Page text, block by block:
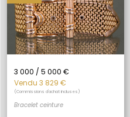
3 000 / 5 000 €
Vendu 3 829 €
(Commissions d'achat incluses)
Bracelet ceinture